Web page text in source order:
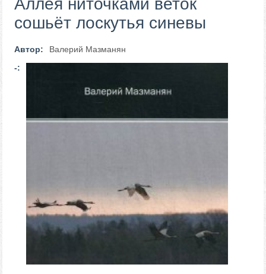
Аллея ниточками веток
сошьёт лоскутья синевы
Автор:
Валерий Мазманян
-: